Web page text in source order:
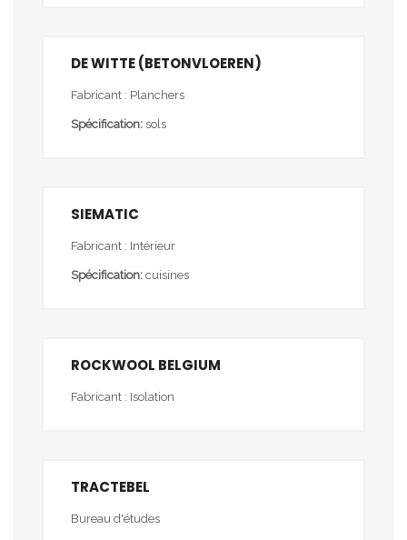
DE WITTE (BETONVLOEREN)
Fabricant : Planchers
Spécification: sols
SIEMATIC
Fabricant : Intérieur
Spécification: cuisines
ROCKWOOL BELGIUM
Fabricant : Isolation
TRACTEBEL
Bureau d'études